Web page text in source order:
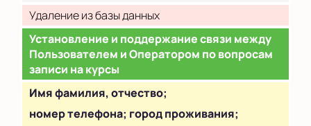
Удаление из базы данных
Установление и поддержание связи между
Пользователем и Оператором по вопросам
записи на курсы
Имя фамилия, отчество;
номер телефона; город проживания;